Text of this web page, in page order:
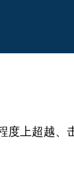
度上超越、